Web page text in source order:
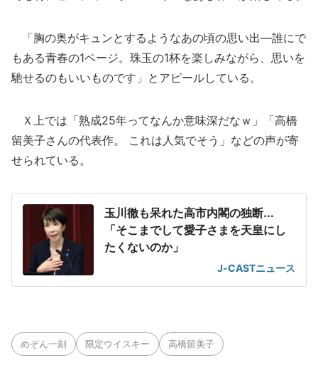
「胸の奥がキュンとするようなあの頃の思い出―誰にで
もある青春の1ページ。珠玉の1杯を楽しみながら、思いを
馳せるのもいいものです」とアピールしている。
Ｘ上では「熟成25年ってなんか意味深だなｗ」「高橋
留美子さんの代表作。 これは人気でそう」などの声が寄
せられている。
玉川徹も呆れた高市内閣の独断...
「そこまでして愛子さまを天皇にし
たくないのか」
J-CASTニュース
めぞん一刻 限定ウイスキー 高橋留美子